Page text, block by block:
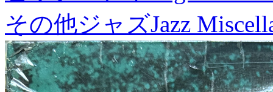
その他ジャズJazz